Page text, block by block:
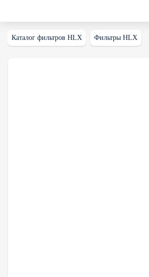
Каталог фильтров HLX Фильтры HLX